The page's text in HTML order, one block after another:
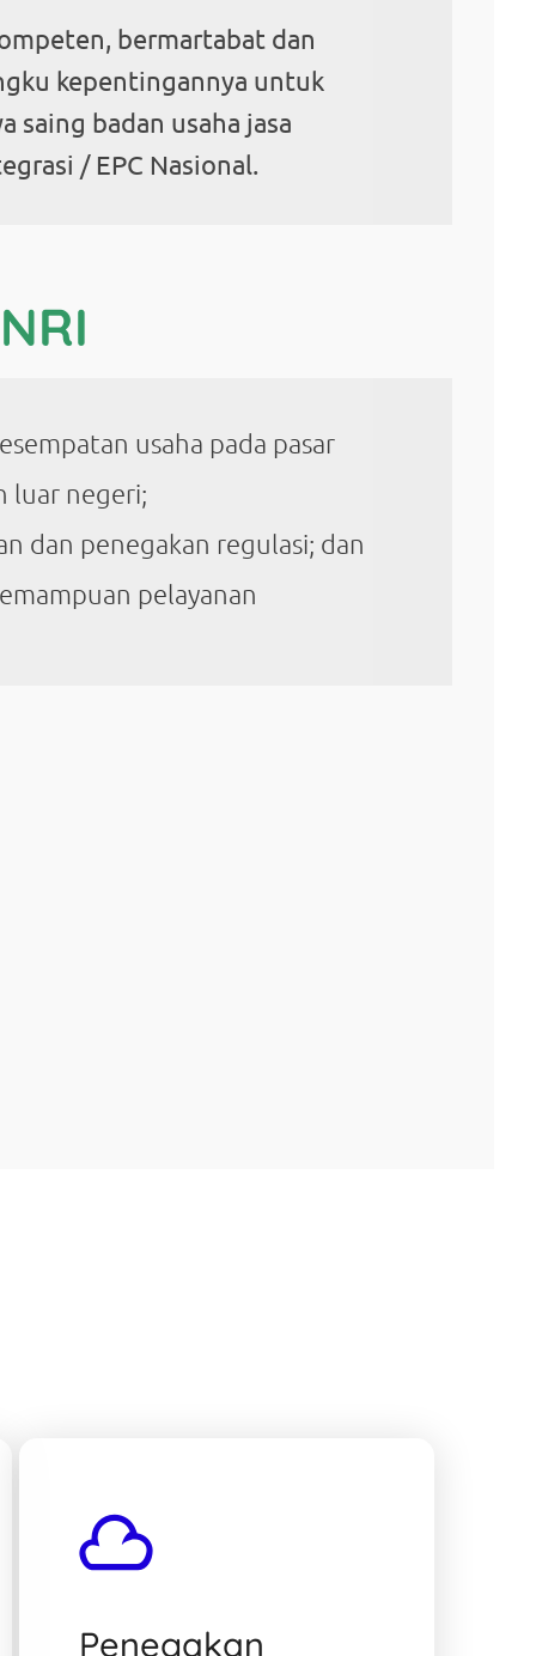
bermartabat dan
kepentingannya untuk
saing badan usaha jasa
/ EPC Nasional.
usaha pada pasar
luar negeri;
dan penegakan regulasi; dan
pelayanan
Penegakan